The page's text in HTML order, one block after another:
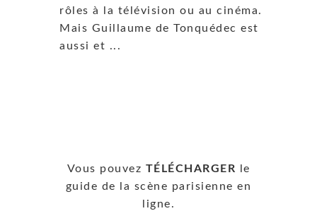
rôles à la télévision ou au cinéma.
Mais Guillaume de Tonquédec est
aussi et ...
Vous pouvez TÉLÉCHARGER le
guide de la scène parisienne en
ligne.